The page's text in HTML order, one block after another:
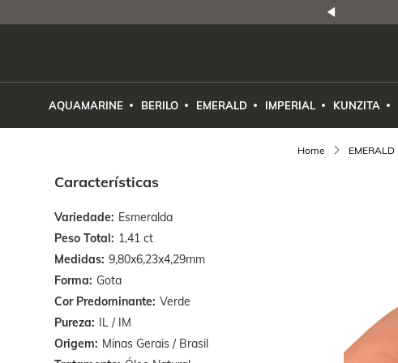
AQUAMARINE BERILO EMERALD IMPERIAL KUNZITA
EMERALD
Características
Variedade Esmeralda
Peso Total 1,41 ct
Medidas 9,80x6,23x4,29mm
Forma Gota
Cor Predominante Verde
Pureza IL / IM
Origem Minas Gerais / Brasil